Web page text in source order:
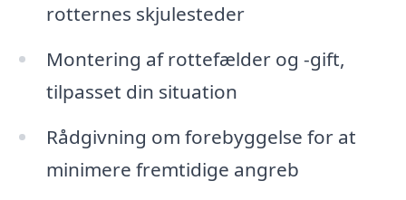
rotternes skjulesteder
Montering af rottefælder og -gift,
tilpasset din situation
Rådgivning om forebyggelse for at
minimere fremtidige angreb